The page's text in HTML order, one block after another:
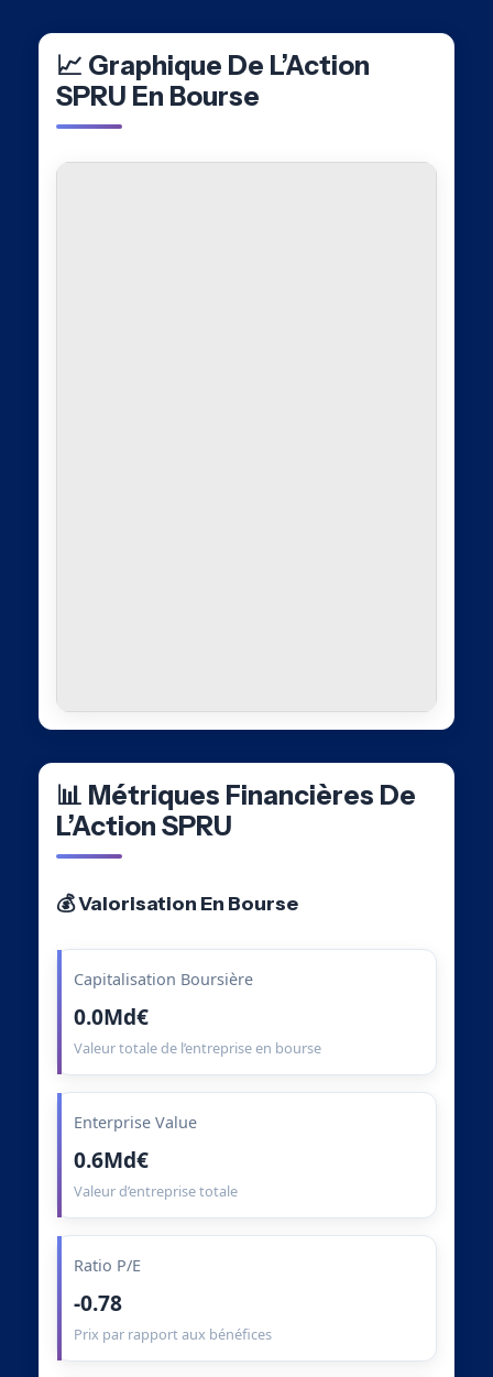
📈 Graphique De L’Action
SPRU En Bourse
📊 Métriques Financières De
L’Action SPRU
💰 Valorisation En Bourse
Capitalisation Boursière
0.0Md€
Valeur totale de l’entreprise en bourse
Enterprise Value
0.6Md€
Valeur d’entreprise totale
Ratio P/E
-0.78
Prix par rapport aux bénéfices